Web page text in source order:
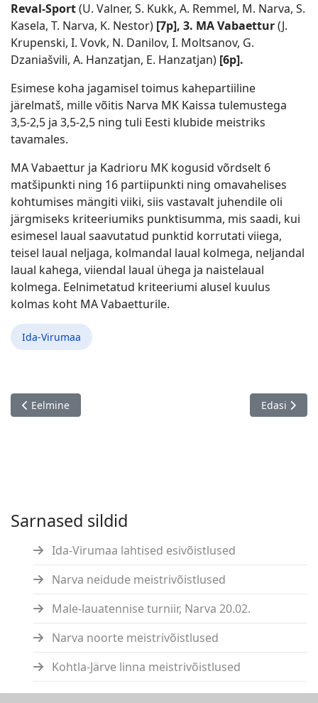
Reval-Sport(U. Valner, S. Kukk, A. Remmel, M. Narva, S.
Kasela, T. Narva, K. Nestor) [7p], 3. MA Vabaettur(J.
Krupenski, I. Vovk, N. Danilov, I. Moltsanov, G.
Dzaniašvili, A. Hanzatjan, E. Hanzatjan) [6p].
Esimese koha jagamisel toimus kahepartiiline
järelmatš, mille võitis Narva MK Kaissa tulemustega
3,5-2,5 ja 3,5-2,5 ning tuli Eesti klubide meistriks
tavamales.
MA Vabaettur ja Kadrioru MK kogusid võrdselt 6
matšipunkti ning 16 partiipunkti ning omavahelises
kohtumises mängiti viiki, siis vastavalt juhendile oli
järgmiseks kriteeriumiks punktisumma, mis saadi, kui
esimesel laual saavutatud punktid korrutati viiega,
teisel laual neljaga, kolmandal laual kolmega, neljandal
laual kahega, viiendal laual ühega ja naistelaual
kolmega. Eelnimetatud kriteeriumi alusel kuulus
kolmas koht MA Vabaetturile.
Ida-Virumaa
Eelmine artikkel: Tartu Kalevi kevadturniir, 30.04.
Eelmine Järgmine
Edasi
Sarnased sildid
Ida-Virumaa lahtised esivõistlused
Narva neidude meistrivõistlused
Male-lauatennise turniir, Narva 20.02.
Narva noorte meistrivõistlused
Kohtla-Järve linna meistrivõistlused